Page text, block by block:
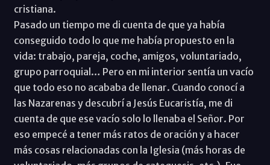
cristiana.
Pasado un tiempo me di cuenta de que ya había
conseguido todo lo que me había propuesto en la
vida: trabajo, pareja, coche, amigos, voluntariado,
grupo parroquial… Pero en mi interior sentía un vacío
que todo eso no acababa de llenar. Cuando conocí a
las Nazarenas y descubrí a Jesús Eucaristía, me di
cuenta de que ese vacío solo lo llenaba el Señor. Por
eso empecé a tener más ratos de oración y a hacer
más cosas relacionadas con la Iglesia (más horas de